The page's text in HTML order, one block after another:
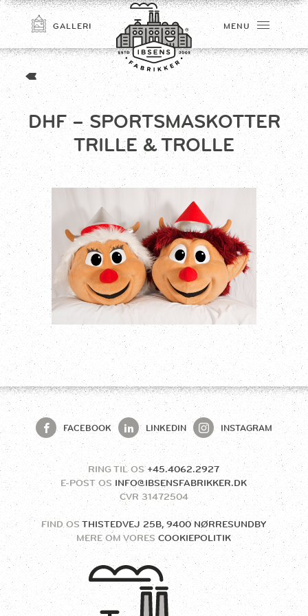
TILMELD
GALLERI MENU
DHF – SPORTSMASKOTTER
TRILLE & TROLLE
FACEBOOK LINKEDIN INSTAGRAM
RING TIL OS +45.4062.2927
E-POST OS INFO@IBSENSFABRIKKER.DK
MERE OM VORES COOKIEPOLITIK
FIND OSTHISTEDVEJ 25B, 9400 NØRRESUNDBY
CVR 31472504